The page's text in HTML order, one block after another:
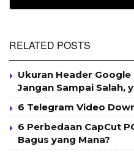
RELATED POSTS
Ukuran Header
Jangan Sampai Salah,
6 Telegram Video
6 Perbedaan CapCut
Bagus yang Mana?